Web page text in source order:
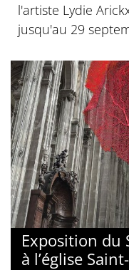
l'artiste Lydie
jusqu'au 29
Exposition du
à l’église